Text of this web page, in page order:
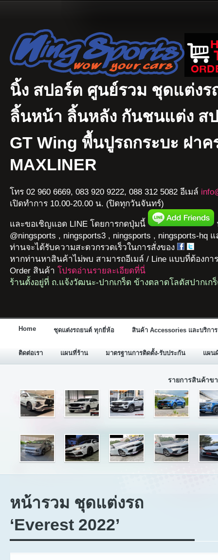
นิ้ง สปอร์ต ศูนย์รวม ชุดแต่งร
ลิ้นหน้า ลิ้นหลัง กันชนแต่ง สป
GT Wing พื้นปูรถกระบะ ฝาค
MAXLINER
โทร 02 960 6669, 083 920 9222, 088 312 5082 อีเมล์
เปิดทำการ 10.00-20.00 น. (ปิดทุกวันจันทร์)
และขอเชิญแอด LINE โดยการกดปุ่มนี้
@ningsports , ningsports3 , ningsports , ningsports-hq
ท่านจะได้รับความสะดวกรวดเร็วในการสั่งของ
หากท่านหาสินค้าไม่พบ สามารถอีเมล์ / Line แบบที่ต้องกา
Order สินค้า โปรดอ่านรายละเอียดที่นี่
ร้านตั้งอยู่ที่ ถ.แจ้งวัฒนะ-ปากเกร็ด ข้างตลาดโลตัสปากเก
Home ชุดแต่งรถยนต์ ทุกยี่ห้อ สินค้า Accessories และบริการ
ติดต่อเรา แผนที่ร้าน มาตรฐานการติดตั้ง-รับประกัน แผน
รายการสินค้าข
หน้ารวม ชุดแต่งรถ
‘Everest 2022’